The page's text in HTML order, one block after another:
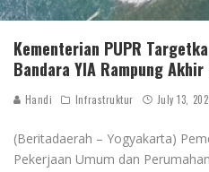
Kementerian PUPR
Bandara YIA Rampung
Handi Infrastruktur July 13,
(Beritadaerah – Yogyakarta)
Pekerjaan Umum dan